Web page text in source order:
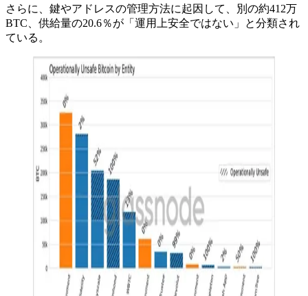
さらに、鍵やアドレスの管理方法に起因して、別の約412万
BTC、供給量の20.6％が「運用上安全ではない」と分類され
ている。